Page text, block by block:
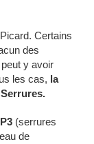
Certains
des
y avoir
les cas, la
(serrures
de